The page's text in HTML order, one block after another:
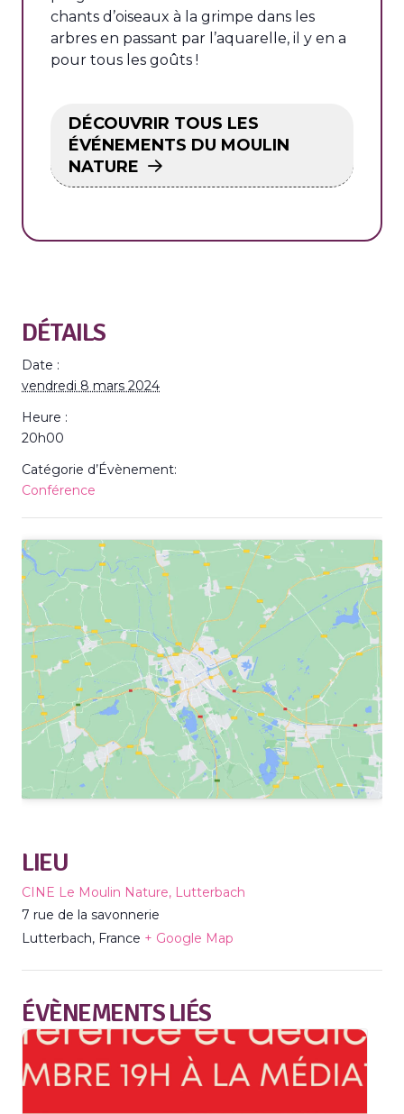
chants d’oiseaux à la grimpe dans les
arbres en passant par l’aquarelle, il y en a
pour tous les goûts !
DÉCOUVRIR TOUS LES
ÉVÉNEMENTS DU MOULIN
NATURE
DÉTAILS
Date :
vendredi 8 mars 2024
Heure :
20h00
Catégorie d’Évènement:
Conférence
LIEU
CINE Le Moulin Nature, Lutterbach
7 rue de la savonnerie
Lutterbach, France + Google Map
ÉVÈNEMENTS LIÉS